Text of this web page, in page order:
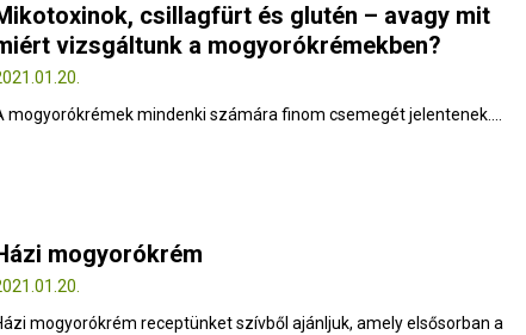
csillagfürt és glutén – avagy mit
vizsgáltunk a mogyorókrémekben?
mogyorókrémek mindenki számára finom csemegét jelentenek....
mogyorókrém
mogyorókrém receptünket szívből ajánljuk, amely elsősorban a